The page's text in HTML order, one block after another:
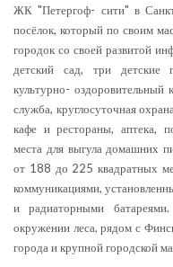
ЖК "Петергоф- сити" в
посёлок, который по своим
городок со своей развитой
детский сад, три детские
культурно- оздоровительный
служба, круглосуточная
кафе и рестораны, аптека,
места для выгула домашних
от 188 до 225 квадратных
коммуникациями,
и радиаторными
окружении леса, рядом с
города и крупной городской